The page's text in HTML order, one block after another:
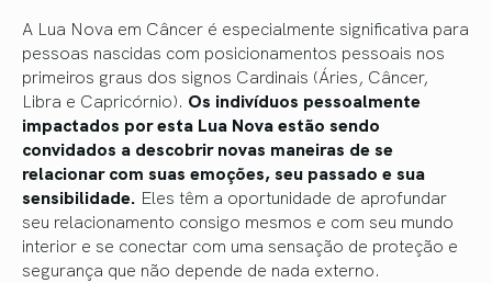
A Lua Nova em Câncer é especialmente significativa para
pessoas nascidas com posicionamentos pessoais nos
primeiros graus dos signos Cardinais (Áries, Câncer,
Libra e Capricórnio). Os indivíduos pessoalmente
impactados por esta Lua Nova estão sendo
convidados a descobrir novas maneiras de se
relacionar com suas emoções, seu passado e sua
sensibilidade. Eles têm a oportunidade de aprofundar
seu relacionamento consigo mesmos e com seu mundo
interior e se conectar com uma sensação de proteção e
segurança que não depende de nada externo.